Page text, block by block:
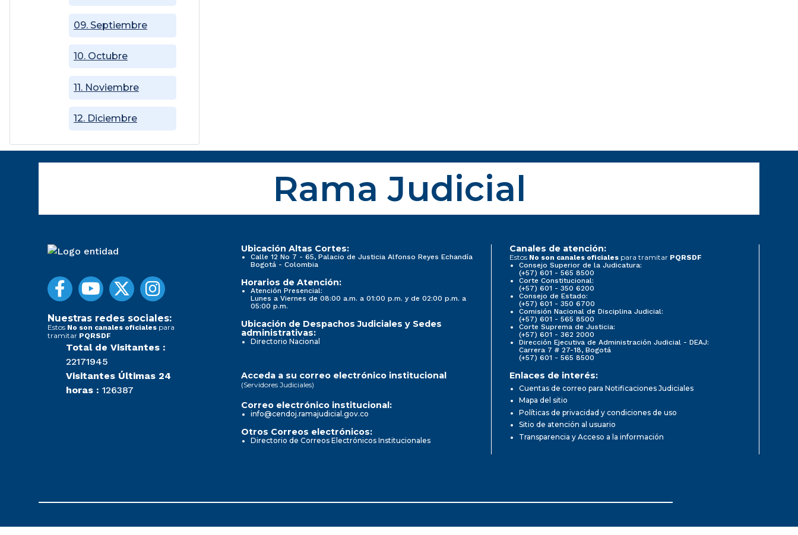
09. Septiembre
10. Octubre
11. Noviembre
12. Diciembre
Rama Judicial
Nuestras redes sociales:
Estos No son canales oficiales para
tramitar PQRSDF
Total de Visitantes :
22171945
Visitantes Últimas 24
horas : 126387
Ubicación Altas Cortes:
Calle 12 No 7 - 65, Palacio de Justicia Alfonso Reyes Echandía
Bogotá - Colombia
Horarios de Atención:
Atención Presencial:
Lunes a Viernes de 08:00 a.m. a 01:00 p.m. y de 02:00 p.m. a
05:00 p.m.
Ubicación de Despachos Judiciales y Sedes
administrativas:
Directorio Nacional
Canales de atención:
Estos No son canales oficiales para tramitar PQRSDF
Consejo Superior de la Judicatura:
(+57) 601 - 565 8500
Corte Constitucional:
(+57) 601 - 350 6200
Consejo de Estado:
(+57) 601 - 350 6700
Comisión Nacional de Disciplina Judicial:
(+57) 601 - 565 8500
Corte Suprema de Justicia:
(+57) 601 - 362 2000
Dirección Ejecutiva de Administración Judicial - DEAJ:
Carrera 7 # 27-18, Bogotá
(+57) 601 - 565 8500
Acceda a su correo electrónico institucional
(Servidores Judiciales)
Correo electrónico institucional:
info@cendoj.ramajudicial.gov.co
Otros Correos electrónicos:
Directorio de Correos Electrónicos Institucionales
Enlaces de interés:
Cuentas de correo para Notificaciones Judiciales
Mapa del sitio
Políticas de privacidad y condiciones de uso
Sitio de atención al usuario
Transparencia y Acceso a la información